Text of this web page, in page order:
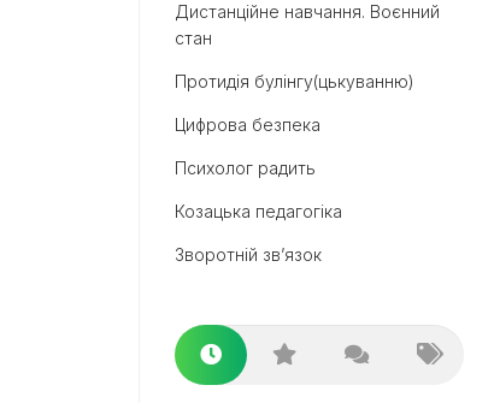
Дистанційне навчання. Воєнний
стан
Протидія булінгу(цькуванню)
Цифрова безпека
Психолог радить
Козацька педагогіка
Зворотній зв’язок